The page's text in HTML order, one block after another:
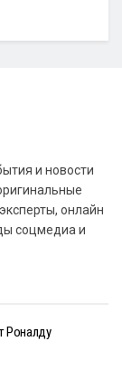
и новости
онлайн
соцмедиа и
Роналду